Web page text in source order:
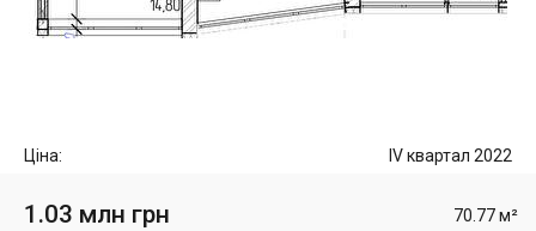
Ціна: IV квартал 2022
1.03 млн грн 70.77 м²